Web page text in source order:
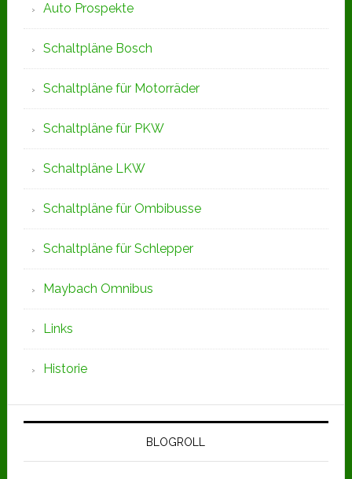
Auto Prospekte
Schaltpläne Bosch
Schaltpläne für Motorräder
Schaltpläne für PKW
Schaltpläne LKW
Schaltpläne für Ombibusse
Schaltpläne für Schlepper
Maybach Omnibus
Links
Historie
BLOGROLL